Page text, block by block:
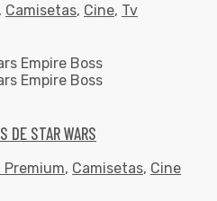
, Camisetas, Cine, Tv
DE STAR WARS
Premium, Camisetas, Cine